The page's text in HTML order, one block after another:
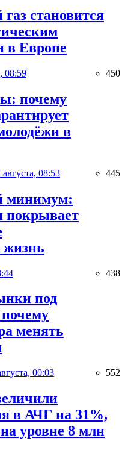
становится
в Европе
08:59 450
почему
в
августа, 08:53 445
минимум:
покрывает
жизнь
438
под
менять
00:03 552
в АЧГ на 31%,
уровне 8 млн